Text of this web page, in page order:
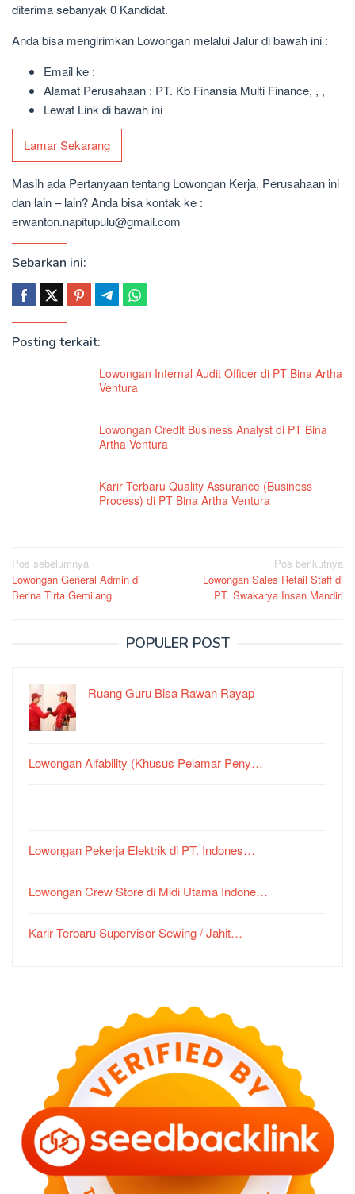
diterima sebanyak 0 Kandidat.
Anda bisa mengirimkan Lowongan melalui Jalur di bawah ini :
Email ke :
Alamat Perusahaan : PT. Kb Finansia Multi Finance, , ,
Lewat Link di bawah ini
Lamar Sekarang
Masih ada Pertanyaan tentang Lowongan Kerja, Perusahaan ini
dan lain – lain? Anda bisa kontak ke :
erwanton.napitupulu@gmail.com
Sebarkan ini:
Posting terkait:
Lowongan Internal Audit Officer di PT Bina Artha
Ventura
Lowongan Credit Business Analyst di PT Bina
Artha Ventura
Karir Terbaru Quality Assurance (Business
Process) di PT Bina Artha Ventura
Navigasi
pos
Pos sebelumnya
Lowongan General Admin di
Berina Tirta Gemilang
Pos berikutnya
Lowongan Sales Retail Staff di
PT. Swakarya Insan Mandiri
POPULER POST
Ruang Guru Bisa Rawan Rayap
Lowongan Alfability (Khusus Pelamar Peny…
Lowongan Pekerja Elektrik di PT. Indones…
Lowongan Crew Store di Midi Utama Indone…
Karir Terbaru Supervisor Sewing / Jahit…